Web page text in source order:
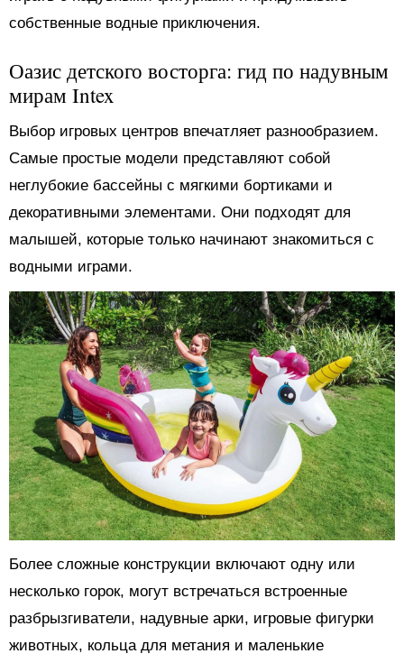
собственные водные приключения.
Оазис детского восторга: гид по надувным
мирам Intex
Выбор игровых центров впечатляет разнообразием.
Самые простые модели представляют собой
неглубокие бассейны с мягкими бортиками и
декоративными элементами. Они подходят для
малышей, которые только начинают знакомиться с
водными играми.
Более сложные конструкции включают одну или
несколько горок, могут встречаться встроенные
разбрызгиватели, надувные арки, игровые фигурки
животных, кольца для метания и маленькие